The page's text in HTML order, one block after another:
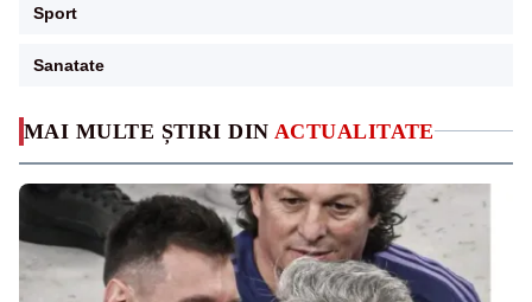
MAI MULTE ȘTIRI DIN ACTUALITATE
Sport
Sanatate